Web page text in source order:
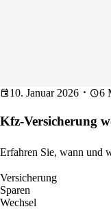
10. Januar 2026 6
Kfz-Versicherung
Erfahren Sie, wann und
Versicherung
Sparen
Wechsel